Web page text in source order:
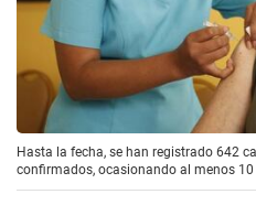
Hasta la fecha, se han registrado 642
confirmados, ocasionando al menos 10